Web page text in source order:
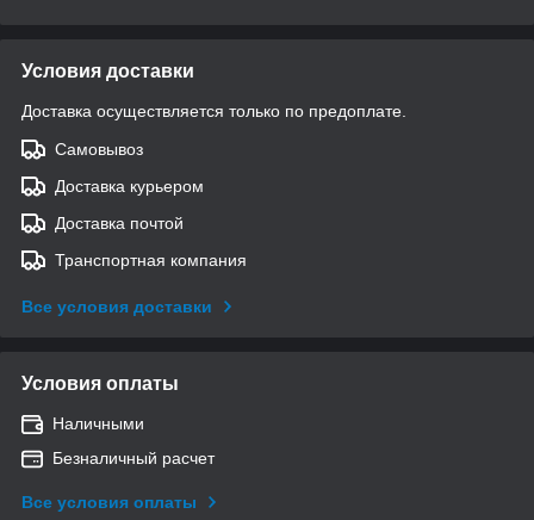
Условия доставки
Доставка осуществляется только по предоплате.
Самовывоз
Доставка курьером
Доставка почтой
Транспортная компания
Все условия доставки
Условия оплаты
Наличными
Безналичный расчет
Все условия оплаты